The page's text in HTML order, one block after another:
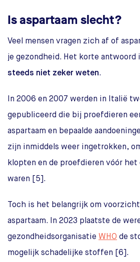
Is aspartaam slecht?
Veel mensen vragen zich af of
je gezondheid. Het korte antwoord
steeds niet zeker weten.
In 2006 en 2007 werden in Italië
gepubliceerd die bij proefdieren
aspartaam en bepaalde
zijn inmiddels weer ingetrokken,
klopten en de proefdieren vóór het
waren [5].
Toch is het belangrijk om
aspartaam. In 2023 plaatste de
gezondheidsorganisatie WHO de
mogelijk schadelijke stoffen [6].